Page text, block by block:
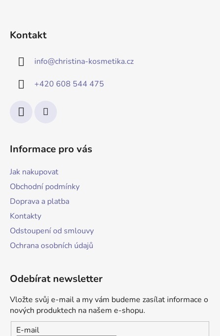
Kontakt
info@christina-kosmetika.cz
+420 608 544 475
Informace pro vás
Jak nakupovat
Obchodní podmínky
Doprava a platba
Kontakty
Odstoupení od smlouvy
Ochrana osobních údajů
Odebírat newsletter
Vložte svůj e-mail a my vám budeme zasílat informace o
nových produktech na našem e-shopu.
E-mail